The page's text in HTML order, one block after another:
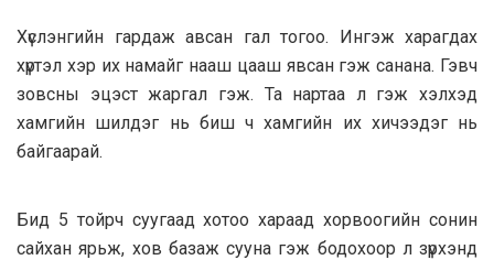
Хүслэнгийн гардаж авсан гал тогоо. Ингэж харагдах
хүртэл хэр их намайг нааш цааш явсан гэж санана. Гэвч
зовсны эцэст жаргал гэж. Та нартаа л гэж хэлхэд
хамгийн шилдэг нь биш ч хамгийн их хичээдэг нь
байгаарай.
Бид 5 тойрч суугаад хотоо хараад хорвоогийн сонин
сайхан ярьж, хов базаж сууна гэж бодохоор л зүрхэнд